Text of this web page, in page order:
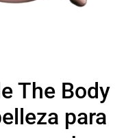
The Body
para